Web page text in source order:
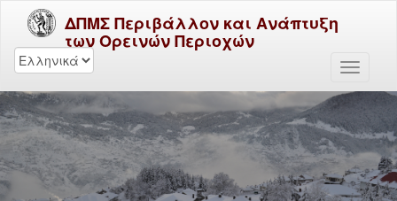
ΔΠΜΣ Περιβάλλον και Ανάπτυξη
των Ορεινών Περιοχών